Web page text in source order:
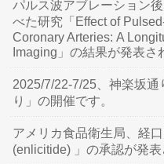
パルス波アブレーション
べた研究「Effect of
Coronary Arteries: A
Imaging」の結果が発表さ
2025/7/22-7/25、神楽坂
り」の開催です。
アメリカ食品衛生局、経
(enlicitide) 」の承認が発表